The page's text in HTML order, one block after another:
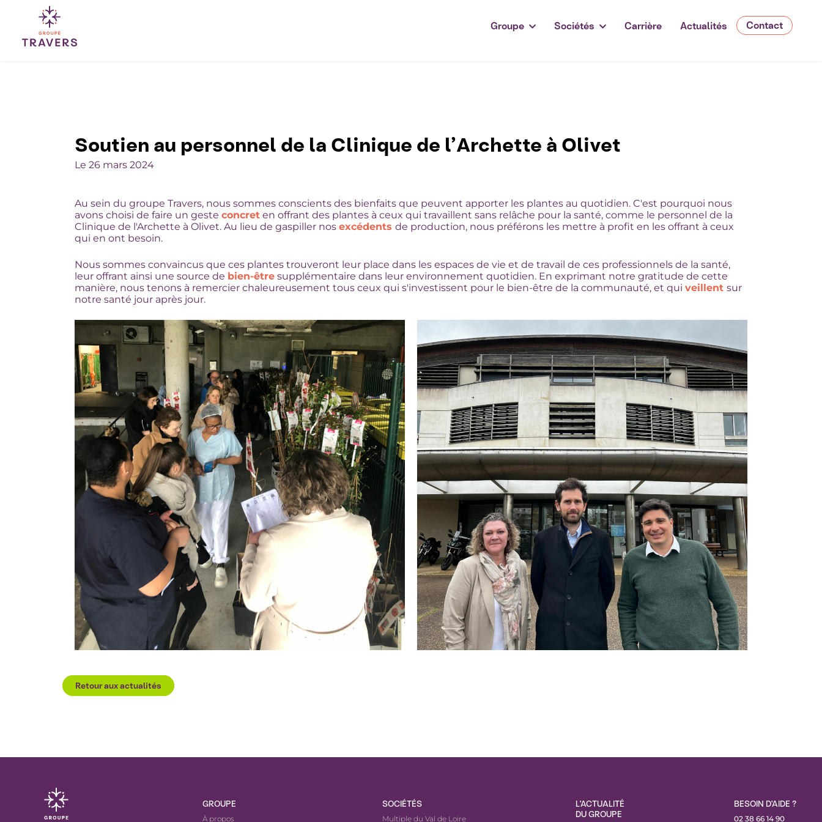
contenu
Groupe Sociétés Carrière Actualités Contact
Soutien au personnel de la Clinique de l’Archette à Olivet
Le 26 mars 2024
Au sein du groupe Travers, nous sommes conscients des bienfaits que peuvent apporter les plantes au quotidien. C'est pourquoi nous
avons choisi de faire un geste concret en offrant des plantes à ceux qui travaillent sans relâche pour la santé, comme le personnel de la
Clinique de l'Archette à Olivet. Au lieu de gaspiller nos excédents de production, nous préférons les mettre à profit en les offrant à ceux
qui en ont besoin.
Nous sommes convaincus que ces plantes trouveront leur place dans les espaces de vie et de travail de ces professionnels de la santé,
leur offrant ainsi une source de bien-être supplémentaire dans leur environnement quotidien. En exprimant notre gratitude de cette
manière, nous tenons à remercier chaleureusement tous ceux qui s'investissent pour le bien-être de la communauté, et qui veillent sur
notre santé jour après jour.
Retour aux actualités
GROUPE
À propos
SOCIÉTÉS
Multiple du Val de Loire
L'ACTUALITÉ
DU GROUPE
BESOIN D'AIDE ?
02 38 66 14 90